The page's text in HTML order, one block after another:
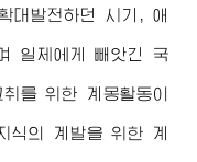
대발전하던 시기, 애
일제에게 빼앗긴 국
를 위한 계몽활동이
식의 계발을 위한 계